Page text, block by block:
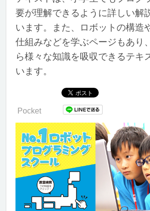
要が理解できるように詳しい解
います。また、ロボットの構造
仕組みなどを学ぶページもあり
ら様々な知識を吸収できるテキ
います。
Pocket